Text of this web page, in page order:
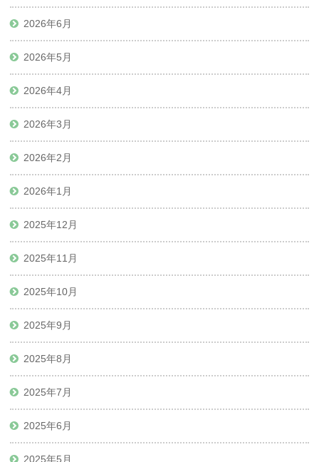
2026年6月
2026年5月
2026年4月
2026年3月
2026年2月
2026年1月
2025年12月
2025年11月
2025年10月
2025年9月
2025年8月
2025年7月
2025年6月
2025年5月